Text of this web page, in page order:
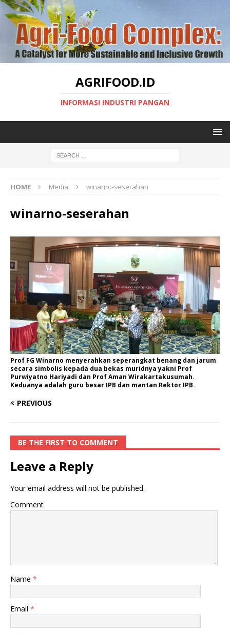
AGRIFOOD.ID
INFORMASI INDUSTRI PANGAN
HOME Media winarno-seserahan
winarno-seserahan
Prof FG Winarno menyerahkan seperangkat benang dan jarum
secara simbolis kepada dua bekas muridnya yakni Prof
Purwiyatno Hariyadi dan Prof Aman Wirakartakusumah.
Keduanya adalah guru besar IPB dan mantan Rektor IPB.
PREVIOUS
BE THE FIRST TO COMMENT
Leave a Reply
Your email address will not be published.
Comment
Name *
Email *